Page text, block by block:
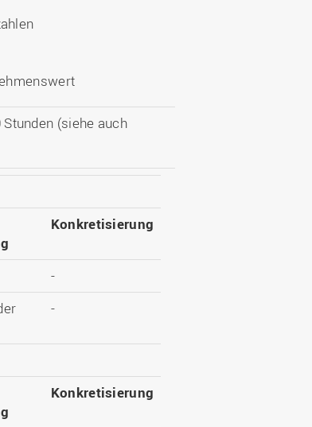
(siehe auch
Konkretisierung
-
-
Konkretisierung